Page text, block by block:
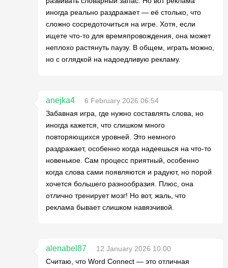
иногда реально раздражает — её столько, что
сложно сосредоточиться на игре. Хотя, если
ищете что-то для времяпровождения, она может
неплохо растянуть паузу. В общем, играть можно,
но с оглядкой на надоедливую рекламу.
anejka4
6 February 2026 06:54
Забавная игра, где нужно составлять слова, но
иногда кажется, что слишком много
повторяющихся уровней. Это немного
раздражает, особенно когда надеешься на что-то
новенькое. Сам процесс приятный, особенно
когда слова сами появляются и радуют, но порой
хочется большего разнообразия. Плюс, она
отлично тренирует мозг! Но вот, жаль, что
реклама бывает слишком навязчивой.
alenabel87
12 January 2026 10:00
Считаю, что Word Connect — это отличная